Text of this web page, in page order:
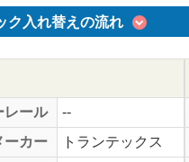
ク入れ替えの流れ
レール
--
ーカー
トランテックス